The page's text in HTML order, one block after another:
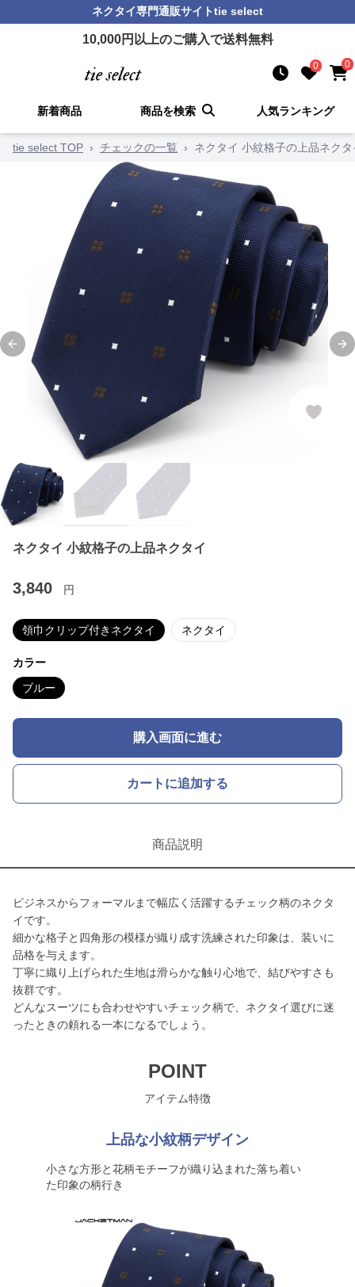
ネクタイ専門通販サイトtie select
10,000円以上のご購入で送料無料
0 0
新着商品 商品を検索 人気ランキング
tie select TOP › チェックの一覧 › ネクタイ 小紋格子の上品ネクタ
Previous slide
ネクタイ 小紋格子の上品ネクタイ
3,840 円
領巾クリップ付きネクタイ ネクタイ
カラー
ブルー
購入画面に進む
カートに追加する
商品説明
ビジネスからフォーマルまで幅広く活躍するチェック柄のネクタ
イです。
細かな格子と四角形の模様が織り成す洗練された印象は、装いに
品格を与えます。
丁寧に織り上げられた生地は滑らかな触り心地で、結びやすさも
抜群です。
どんなスーツにも合わせやすいチェック柄で、ネクタイ選びに迷
ったときの頼れる一本になるでしょう。
POINT
アイテム特徴
上品な小紋柄デザイン
小さな方形と花柄モチーフが織り込まれた落ち着い
た印象の柄行き